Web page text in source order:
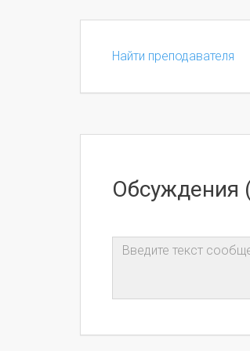
Найти преподавателя
Обсуждения